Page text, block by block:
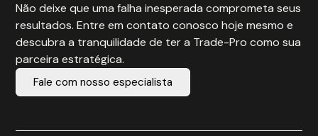
Não deixe que uma falha inesperada comprometa seus
resultados. Entre em contato conosco hoje mesmo e
descubra a tranquilidade de ter a Trade-Pro como sua
parceira estratégica.
Fale com nosso especialista